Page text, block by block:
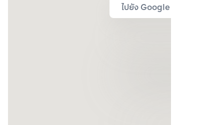
ไปยัง Google Map